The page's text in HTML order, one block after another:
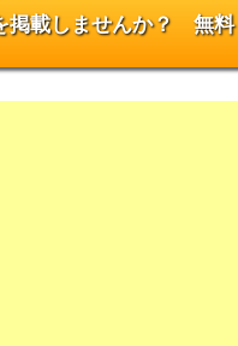
掲載しませんか？ 無料